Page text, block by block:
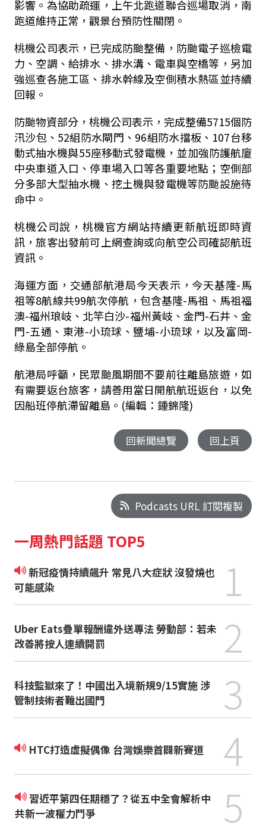
影響。為協助疏運，上午北跑道聯合巡場取消，南
跑道維持正常，觀景台預防性關閉。
桃機公司表示，已完成防颱整備，防颱電子巡檢電
力、空調、給排水、排水溝、電車與空橋等，另加
強巡查各施工區、排水幹線及空側積水熱區並持續
回報。
防颱物資部分，桃機公司表示，完成整備5715個防
汛沙包、 52組防水閘門、 96組防水擋板、 107台移
動式抽水機與55座移動式發電機，並加強防護航廈
中央車道入口、停車場入口等各重要地點；空側部
分多部大型抽水機、挖土機與發電機等防颱設施待
命中。
桃機公司說，桃機官方網站持續更新航班即時資
訊，旅客出發前可上網查詢或向航空公司確認航班
資訊。
海運方面，交通部航港局今天表示，今天基隆-馬
祖等8航線共99航次停航，包含基隆-馬祖、馬祖福
澳-福州琅岐、北竿白沙-福州黃岐、金門-石井、金
門-五通、東港-小琉球、鹽埔-小琉球，以及富岡-
綠島全部停航。
航港局呼籲，民眾颱風期間不要前往離島旅遊，如
有需要返台旅客，請善用當日開航航班返台，以免
因船班停航滯留離島。(編輯：鍾錦隆)
回新聞總覽 回上頁
Podcasts URL 訂閱複製
一周熱門話題 TOP5
新冠疫情持續飆升 常見八大症狀 沒發燒也
可能感染
1
Uber Eats疊單報酬違外送專法 勞動部：若未
改善將按人連續開罰
2
科技監獄來了！中國出入境新規9/15實施 涉
管制技術者難出國門
3
HTC打造虛擬偶像 台灣娛樂首闢新賽道 4
習近平第四任期穩了？從五中全會解析中
共新一波權力鬥爭
5